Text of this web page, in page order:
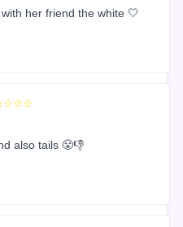
her friend the white 🤍
also tails 😤👎